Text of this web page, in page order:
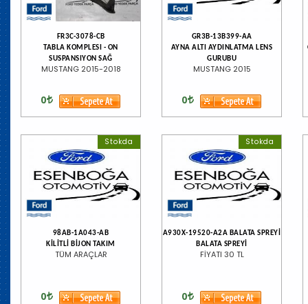
FR3C-3078-CB
TABLA KOMPLESI - ON
SUSPANSIYON SAĞ
MUSTANG 2015-2018
0
GR3B-13B399-AA
AYNA ALTI AYDINLATMA LENS
GURUBU
MUSTANG 2015
0
Stokda
98AB-1A043-AB
KİLİTLİ BİJON TAKIM
TÜM ARAÇLAR
0
Stokda
A930X-19520-A2A BALATA SPREYİ
BALATA SPREYİ
FİYATI 30 TL
0